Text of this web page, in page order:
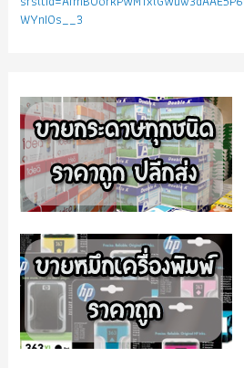
WYnIOs__3